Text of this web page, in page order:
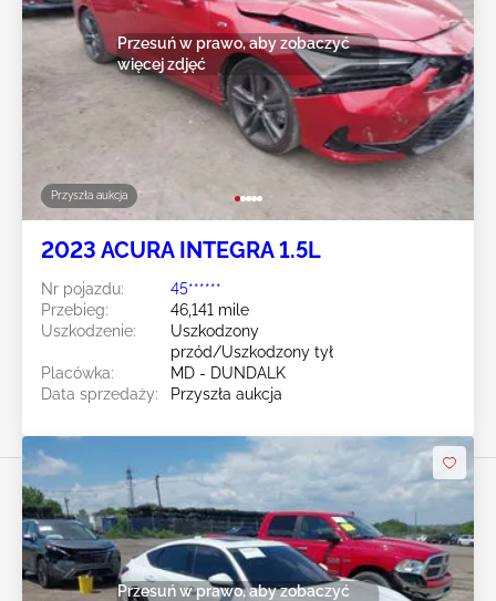
Przyszła aukcja
Przesuń w prawo, aby zobaczyć
więcej zdjęć
2023 ACURA INTEGRA 1.5L
Nr pojazdu:
45******
Przebieg:
46,141 mile
Uszkodzenie:
Uszkodzony
przód/Uszkodzony tył
Placówka:
MD - DUNDALK
Data sprzedaży:
Przyszła aukcja
Przesuń w prawo, aby zobaczyć